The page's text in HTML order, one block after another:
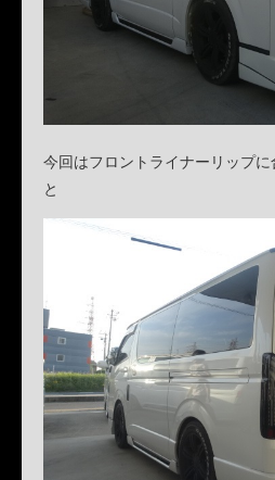
今回はフロントライナーリップ
と